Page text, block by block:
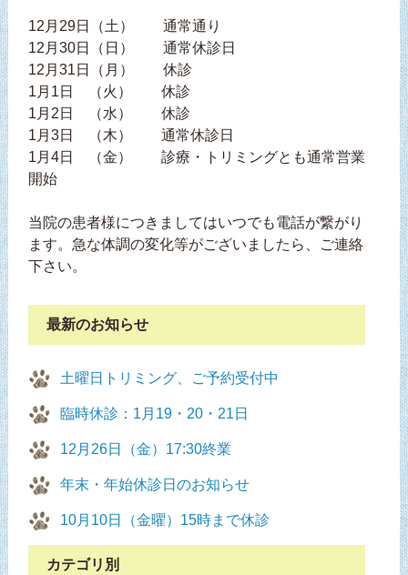
12月29日（土） 通常通り
12月30日（日） 通常休診日
12月31日（月） 休診
1月1日 （火） 休診
1月2日 （水） 休診
1月3日 （木） 通常休診日
1月4日 （金） 診療・トリミングとも通常営業
開始
当院の患者様につきましてはいつでも電話が繋がり
ます。急な体調の変化等がございましたら、ご連絡
下さい。
最新のお知らせ
土曜日トリミング、ご予約受付中
臨時休診：1月19・20・21日
12月26日（金）17:30終業
年末・年始休診日のお知らせ
10月10日（金曜）15時まで休診
カテゴリ別